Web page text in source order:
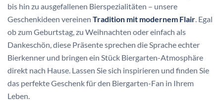
bis hin zu ausgefallenen Bierspezialitäten – unsere
Geschenkideen vereinen Tradition mit modernem Flair. Egal
ob zum Geburtstag, zu Weihnachten oder einfach als
Dankeschön, diese Präsente sprechen die Sprache echter
Bierkenner und bringen ein Stück Biergarten-Atmosphäre
direkt nach Hause. Lassen Sie sich inspirieren und finden Sie
das perfekte Geschenk für den Biergarten-Fan in Ihrem
Leben.